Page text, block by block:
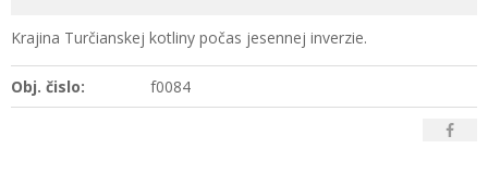
Krajina Turčianskej kotliny počas jesennej inverzie.
Obj. čislo: f0084